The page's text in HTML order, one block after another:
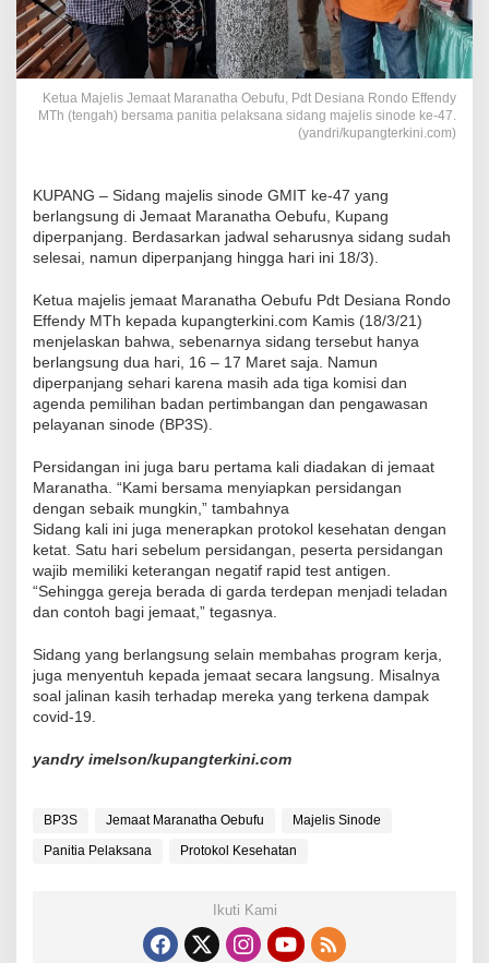
Ketua Majelis Jemaat Maranatha Oebufu, Pdt Desiana Rondo Effendy
MTh (tengah) bersama panitia pelaksana sidang majelis sinode ke-47.
(yandri/kupangterkini.com)
KUPANG – Sidang majelis sinode GMIT ke-47 yang
berlangsung di Jemaat Maranatha Oebufu, Kupang
diperpanjang. Berdasarkan jadwal seharusnya sidang sudah
selesai, namun diperpanjang hingga hari ini 18/3).
Ketua majelis jemaat Maranatha Oebufu Pdt Desiana Rondo
Effendy MTh kepada kupangterkini.com Kamis (18/3/21)
menjelaskan bahwa, sebenarnya sidang tersebut hanya
berlangsung dua hari, 16 – 17 Maret saja. Namun
diperpanjang sehari karena masih ada tiga komisi dan
agenda pemilihan badan pertimbangan dan pengawasan
pelayanan sinode (BP3S).
Persidangan ini juga baru pertama kali diadakan di jemaat
Maranatha. “Kami bersama menyiapkan persidangan
dengan sebaik mungkin,” tambahnya
Sidang kali ini juga menerapkan protokol kesehatan dengan
ketat. Satu hari sebelum persidangan, peserta persidangan
wajib memiliki keterangan negatif rapid test antigen.
“Sehingga gereja berada di garda terdepan menjadi teladan
dan contoh bagi jemaat,” tegasnya.
Sidang yang berlangsung selain membahas program kerja,
juga menyentuh kepada jemaat secara langsung. Misalnya
soal jalinan kasih terhadap mereka yang terkena dampak
covid-19.
yandry imelson/kupangterkini.com
BP3S Jemaat Maranatha Oebufu
Majelis Sinode
Panitia Pelaksana
Protokol Kesehatan
Ikuti Kami